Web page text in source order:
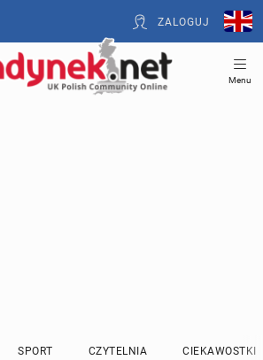
ZALOGUJ
Menu
SPORT CZYTELNIA CIEKAWOSTKI